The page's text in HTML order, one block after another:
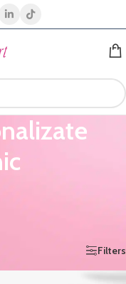
Filters